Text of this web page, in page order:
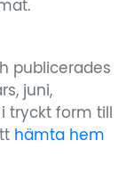
publicerades
juni,
tryckt form till
hämta hem